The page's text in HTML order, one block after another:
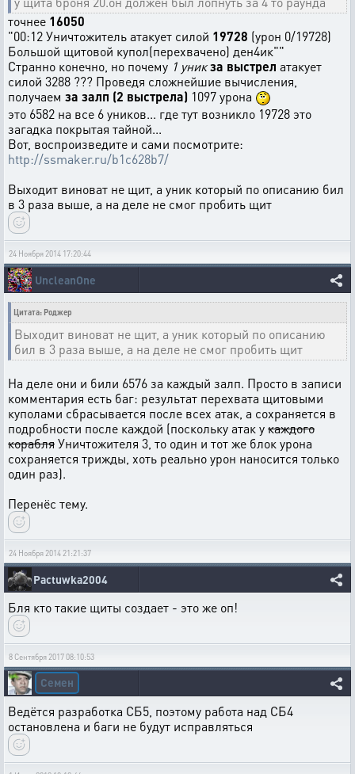
точнее 16050
"00:12 Уничтожитель атакует силой 19728 (урон 0/19728)
Большой щитовой купол(перехвачено) ден4ик""
Странно конечно, но почему 1 уникза выстрел атакует
силой 3288 ??? Проведя сложнейшие вычисления,
получаем за залп (2 выстрела) 1097 урона
это 6582 на все 6 уников... где тут возникло 19728 это
загадка покрытая тайной...
Вот, воспроизведите и сами посмотрите:
http://ssmaker.ru/b1c628b7/
Выходит виноват не щит, а уник который по описанию бил
в 3 раза выше, а на деле не смог пробить щит
24 Ноября 2014 17:20:44
UncleanOne
Цитата: Роджер
Выходит виноват не щит, а уник который по описанию
бил в 3 раза выше, а на деле не смог пробить щит
На деле они и били 6576 за каждый залп. Просто в записи
комментария есть баг: результат перехвата щитовыми
куполами сбрасывается после всех атак, а сохраняется в
подробности после каждой (поскольку атак укаждого
корабляУничтожителя 3, то один и тот же блок урона
сохраняется трижды, хоть реально урон наносится только
один раз).
Перенёс тему.
24 Ноября 2014 21:21:37
Pactuwka2004
Бля кто такие щиты создает - это же оп!
8 Сентября 2017 08:10:53
Семен
Ведётся разработка СБ5, поэтому работа над СБ4
остановлена и баги не будут исправляться